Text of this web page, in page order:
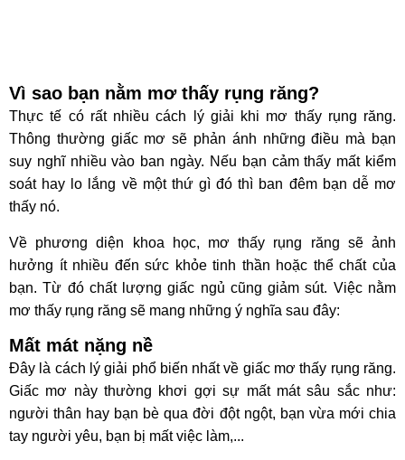
Vì sao bạn nằm mơ thấy rụng răng?
Thực tế có rất nhiều cách lý giải khi mơ thấy rụng răng.
Thông thường giấc mơ sẽ phản ánh những điều mà bạn
suy nghĩ nhiều vào ban ngày. Nếu bạn cảm thấy mất kiểm
soát hay lo lắng về một thứ gì đó thì ban đêm bạn dễ mơ
thấy nó.
Về phương diện khoa học, mơ thấy rụng răng sẽ ảnh
hưởng ít nhiều đến sức khỏe tinh thần hoặc thể chất của
bạn. Từ đó chất lượng giấc ngủ cũng giảm sút. Việc nằm
mơ thấy rụng răng sẽ mang những ý nghĩa sau đây:
Mất mát nặng nề
Đây là cách lý giải phổ biến nhất về giấc mơ thấy rụng răng.
Giấc mơ này thường khơi gợi sự mất mát sâu sắc như:
người thân hay bạn bè qua đời đột ngột, bạn vừa mới chia
tay người yêu, bạn bị mất việc làm,...